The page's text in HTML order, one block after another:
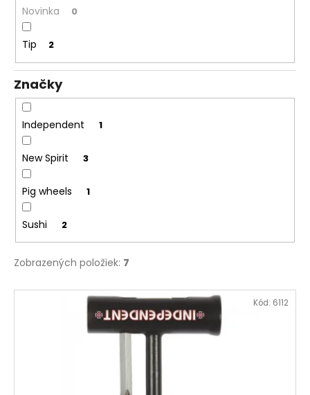
vNovinka 0
Tip 2
Značky
Independent 1
New Spirit 3
Pig wheels 1
Sushi 2
Zobrazených položiek: 7
V Kód: 6112
a
m
INDEPENDENT
TRUCKY
POLISHED
MID
STANDARD
€64,95
Pôvodne:
€67